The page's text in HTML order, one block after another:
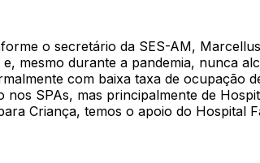
o secretário da SES-AM,
mesmo durante a pandemia, nunca
com baixa taxa de ocupação
nos SPAs, mas principalmente de
Criança, temos o apoio do Hospital